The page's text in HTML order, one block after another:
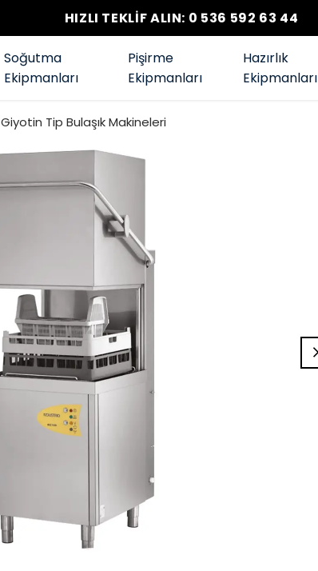
HIZLI TEKLİF ALIN: 0 536 592 63 44
Soğutma
Ekipmanları
Pişirme
Ekipmanları
Hazırlık
Ekipmanları
Giyotin Tip Bulaşık Makineleri